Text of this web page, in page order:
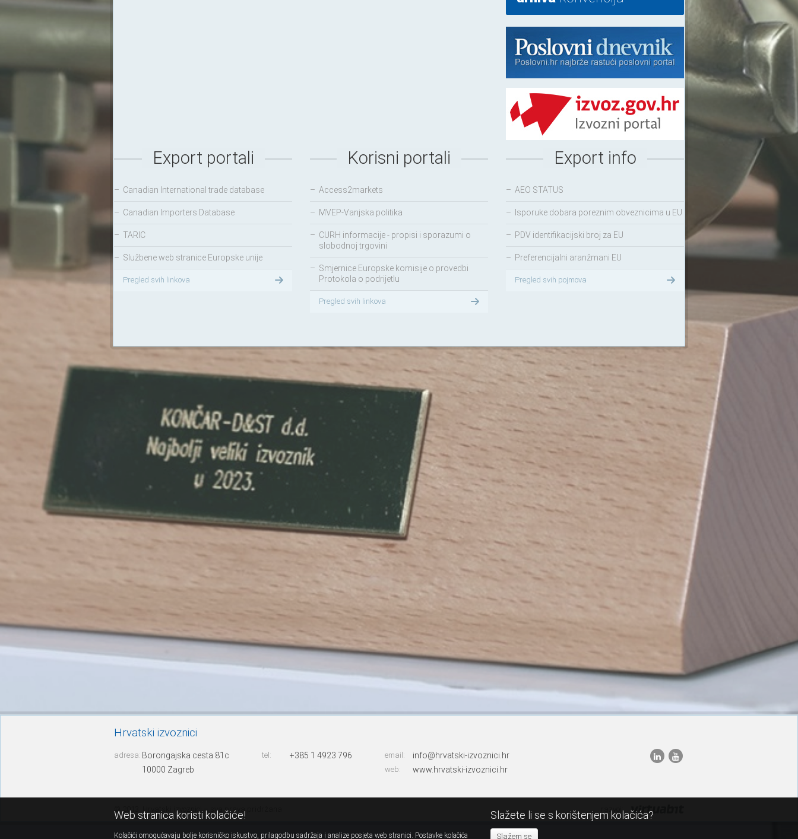
Export portali
– Canadian International trade database
– Canadian Importers Database
– TARIC
– Službene web stranice Europske unije
Pregled svih linkova
Korisni portali
– Access2markets
– MVEP-Vanjska politika
– CURH informacije - propisi i sporazumi o
slobodnoj trgovini
– Smjernice Europske komisije o provedbi
Protokola o podrijetlu
Pregled svih linkova
Export info
– AEO STATUS
– Isporuke dobara poreznim obveznicima u EU
– PDV identifikacijski broj za EU
– Preferencijalni aranžmani EU
Pregled svih pojmova
Hrvatski izvoznici
adresa: Borongajska cesta 81c
10000 Zagreb
tel: +385 1 4923 796 email: info@hrvatski-izvoznici.hr
web: www.hrvatski-izvoznici.hr
© 2013. Hrvatski izvoznici – sva prava pridržana razvoj:
Web stranica koristi kolačiće!
Kolačići omogućavaju bolje korisničko iskustvo, prilagodbu sadržaja i analize posjeta web stranici. Postavke kolačića
Slažete li se s korištenjem kolačića?
Slažem se